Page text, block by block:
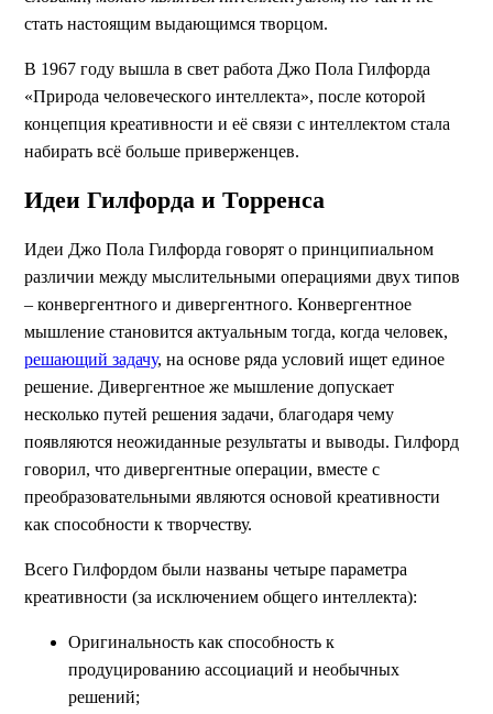
стать настоящим выдающимся творцом.
В 1967 году вышла в свет работа Джо Пола Гилфорда
«Природа человеческого интеллекта», после которой
концепция креативности и её связи с интеллектом стала
набирать всё больше приверженцев.
Идеи Гилфорда и Торренса
Идеи Джо Пола Гилфорда говорят о принципиальном
различии между мыслительными операциями двух типов
– конвергентного и дивергентного. Конвергентное
мышление становится актуальным тогда, когда человек,
решающий задачу, на основе ряда условий ищет единое
решение. Дивергентное же мышление допускает
несколько путей решения задачи, благодаря чему
появляются неожиданные результаты и выводы. Гилфорд
говорил, что дивергентные операции, вместе с
преобразовательными являются основой креативности
как способности к творчеству.
Всего Гилфордом были названы четыре параметра
креативности (за исключением общего интеллекта):
Оригинальность как способность к
продуцированию ассоциаций и необычных
решений;